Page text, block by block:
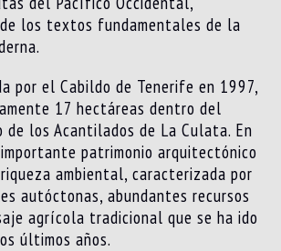
los textos fundamentales de la
por el Cabildo de Tenerife en 1997,
17 hectáreas dentro del
de los Acantilados de La Culata. En
patrimonio arquitectónico
ambiental, caracterizada por
autóctonas, abundantes recursos
agrícola tradicional que se ha ido
últimos años.